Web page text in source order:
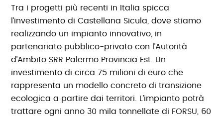
Tra i progetti più recenti in Italia spicca
l’investimento di Castellana Sicula, dove stiamo
realizzando un impianto innovativo, in
partenariato pubblico-privato con l’Autorità
d’Ambito SRR Palermo Provincia Est. Un
investimento di circa 75 milioni di euro che
rappresenta un modello concreto di transizione
ecologica a partire dai territori. L’impianto potrà
trattare ogni anno 30 mila tonnellate di FORSU, 60